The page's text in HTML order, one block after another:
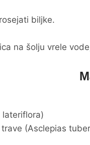
biljke.
na šolju vrele
lateriflora)
(Asclepias